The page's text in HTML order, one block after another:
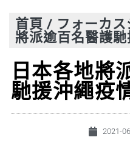
首頁 / フォーカ
將派逾百名醫護
日本各地將
馳援沖繩疫
2021-